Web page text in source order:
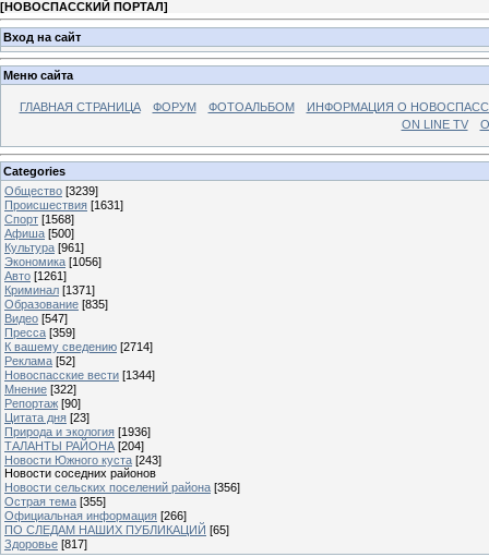
[НОВОСПАССКИЙ ПОРТАЛ]
Вход на сайт
Меню сайта
ГЛАВНАЯ СТРАНИЦА ФОРУМ ФОТОАЛЬБОМ
ИНФОРМАЦИЯ О
ON LINE TV
Categories
Общество [3239]
Происшествия [1631]
Спорт [1568]
Афиша [500]
Культура [961]
Экономика [1056]
Авто [1261]
Криминал [1371]
Образование [835]
Видео [547]
Пресса [359]
К вашему сведению [2714]
Реклама [52]
Новоспасские вести [1344]
Мнение [322]
Репортаж [90]
Цитата дня [23]
Природа и экология [1936]
ТАЛАНТЫ РАЙОНА [204]
Новости Южного куста [243]
Новости соседних районов
Новости сельских поселений района [356]
Острая тема [355]
Официальная информация [266]
ПО СЛЕДАМ НАШИХ ПУБЛИКАЦИЙ [65]
Здоровье [817]